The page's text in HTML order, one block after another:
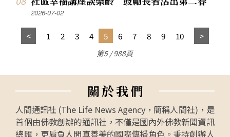
2026-07-02
1 2 3 4 5 6 7 8 9 10
第5 / 988頁
關於我們
人間通訊社 (The Life News Agency，簡稱人間社)，是
首個由佛教創辦的通訊社，不僅是國內外佛教新聞資訊
總匯，更肩負人間真善美的國際傳播角色。秉持創辦人